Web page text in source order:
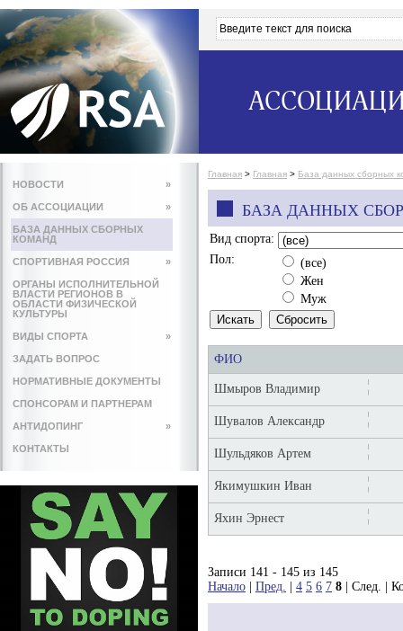
НОВОСТИ »
ОБ АССОЦИАЦИИ »
БАЗА ДАННЫХ СБОРНЫХ
КОМАНД
СПОРТИВНАЯ РОССИЯ »
ОРГАНЫ ИСПОЛНИТЕЛЬНОЙ
ВЛАСТИ РЕГИОНОВ В
ОБЛАСТИ ФИЗИЧЕСКОЙ
КУЛЬТУРЫ
ВИДЫ СПОРТА »
ЗАДАТЬ ВОПРОС
НОРМАТИВНЫЕ ДОКУМЕНТЫ
СПОНСОРАМ И ПАРТНЕРАМ
АНТИДОПИНГ »
КОНТАКТЫ
Главная > Главная > База данных сборных
БАЗА ДАННЫХ
Вид спорта:
Пол:
(все)
Жен
Муж
ФИО
Шмыров Владимир
Шувалов Александр
Шульдяков Артем
Якимушкин Иван
Яхин Эрнест
Записи 141 - 145 из 145
Начало
Пред. 4 5 6 7 8 | След. |